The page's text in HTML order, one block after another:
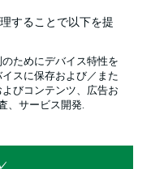
GmbH
することで以下を提
ためにデバイス特性を
スに保存および／また
びコンテンツ、広告お
、サービス開発.